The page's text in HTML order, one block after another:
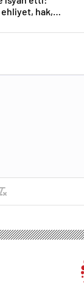
ehliyet, hak,